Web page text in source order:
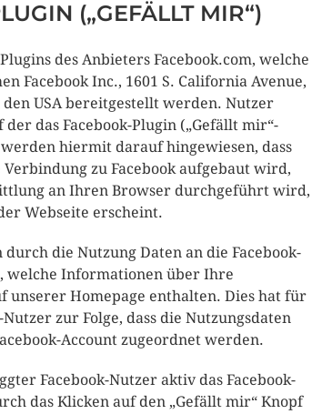
(„GEFÄLLT MIR“)
des Anbieters Facebook.com, welche
Facebook Inc., 1601 S. California Avenue,
den USA bereitgestellt werden. Nutzer
das Facebook-Plugin („Gefällt mir“-
hiermit darauf hingewiesen, dass
zu Facebook aufgebaut wird,
an Ihren Browser durchgeführt wird,
Webseite erscheint.
die Nutzung Daten an die Facebook-
welche Informationen über Ihre
unserer Homepage enthalten. Dies hat für
zur Folge, dass die Nutzungsdaten
Account zugeordnet werden.
Facebook-Nutzer aktiv das Facebook-
das Klicken auf den „Gefällt mir“ Knopf